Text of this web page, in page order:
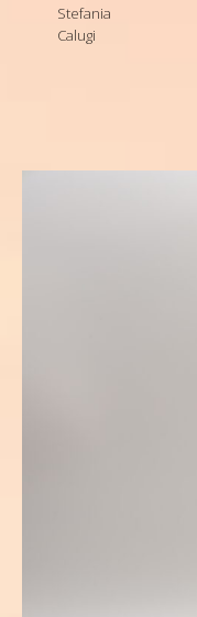
Stefania
Calugi